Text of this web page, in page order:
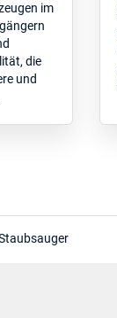
im
die
und